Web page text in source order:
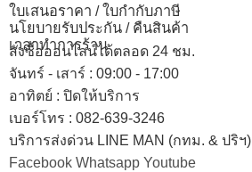
ใบเสนอราคา / ใบกำกับภาษี
นโยบายรับประกัน / คืนสินค้า
เวลาทำการร้าน
สั่งซื้อออนไลน์ได้ตลอด 24 ชม.
จันทร์ - เสาร์ : 09:00 - 17:00
อาทิตย์ : ปิดให้บริการ
เบอร์โทร : 082-639-3246
บริการส่งด่วน LINE MAN (กทม. & ปริฯ)
Facebook Whatsapp Youtube